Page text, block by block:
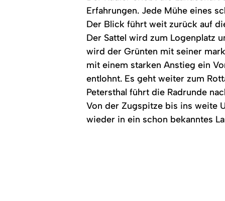
Erfahrungen. Jede Mühe eines
Der Blick führt weit zurück auf
Der Sattel wird zum Logenplatz
wird der Grünten mit seiner
mit einem starken Anstieg ein
entlohnt. Es geht weiter zum
Petersthal führt die Radrunde
Von der Zugspitze bis ins weite
wieder in ein schon bekanntes